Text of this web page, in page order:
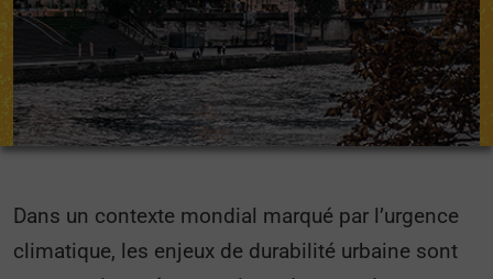
Dans un contexte mondial marqué par l’urgence
climatique, les enjeux de durabilité urbaine sont